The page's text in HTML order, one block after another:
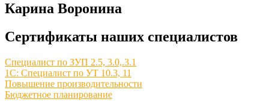
Карина Воронина
Сертификаты наших специалистов
Специалист по ЗУП 2.5, 3.0,.3.1
1С: Специалист по УТ 10.3, 11
Повышение производительности
Бюджетное планирование